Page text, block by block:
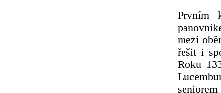
Prvním
mezi
řešit i
Roku